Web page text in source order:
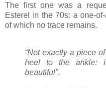
The first one was a
Esterel in the 70s: a one-
of which no trace remains.
“Not exactly a piece
heel to the ankle:
beautiful".